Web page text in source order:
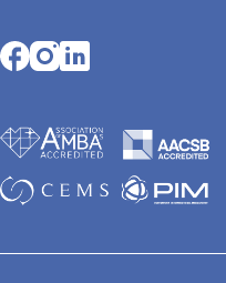
Opens in a new tab
Opens in a new tab
Opens in a new tab